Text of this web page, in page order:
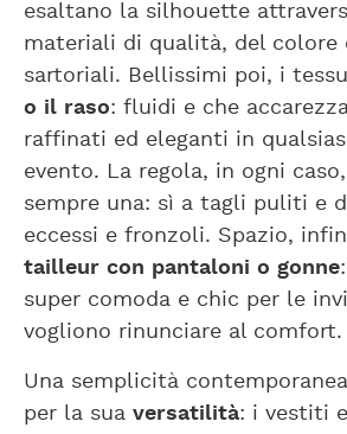
esaltano la silhouette
materiali di qualità, del colore
sartoriali. Bellissimi poi, i
o il raso: fluidi e che
raffinati ed eleganti in
evento. La regola, in ogni
sempre una: sì a tagli puliti e
eccessi e fronzoli. Spazio,
tailleur con pantaloni o gonne
super comoda e chic per le
vogliono rinunciare al comfort.
Una semplicità
per la sua versatilità: i vestiti